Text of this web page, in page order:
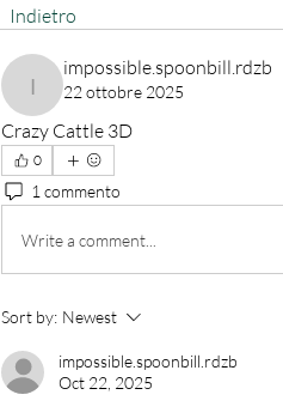
Indietro
impossible.spoonbill.rdzb
impossible.spoonbill.rdzb
22 ottobre 2025
Crazy Cattle 3D
0
1 commento
Write a comment...
Sort by: Newest
impossible.spoonbill.rdzb
Oct 22, 2025